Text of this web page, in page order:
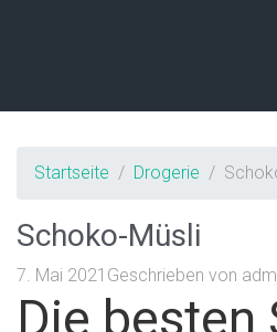
Startseite Drogerie
Schoko-Müsli
7. Mai 2021 Geschrieben von
Die besten